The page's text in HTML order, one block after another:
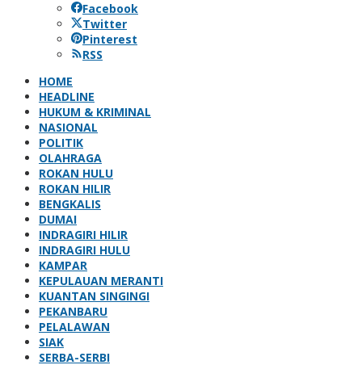
Facebook
Twitter
Pinterest
RSS
HOME
HEADLINE
HUKUM & KRIMINAL
NASIONAL
POLITIK
OLAHRAGA
ROKAN HULU
ROKAN HILIR
BENGKALIS
DUMAI
INDRAGIRI HILIR
INDRAGIRI HULU
KAMPAR
KEPULAUAN MERANTI
KUANTAN SINGINGI
PEKANBARU
PELALAWAN
SIAK
SERBA-SERBI